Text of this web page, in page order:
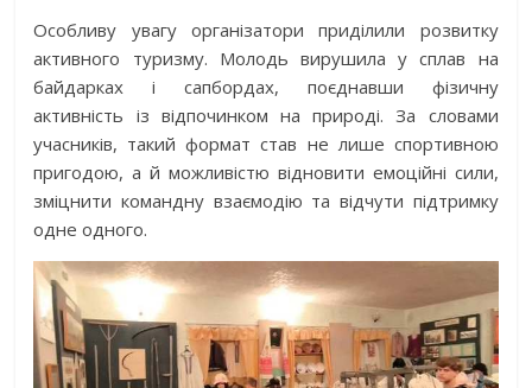
Особливу увагу організатори приділили розвитку
активного туризму. Молодь вирушила у сплав на
байдарках і сапбордах, поєднавши фізичну
активність із відпочинком на природі. За словами
учасників, такий формат став не лише спортивною
пригодою, а й можливістю відновити емоційні сили,
зміцнити командну взаємодію та відчути підтримку
одне одного.